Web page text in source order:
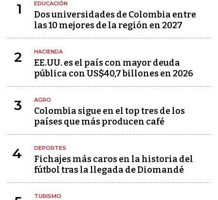
1 EDUCACIÓN
Dos universidades de Colombia entre
las 10 mejores de la región en 2027
2 HACIENDA
EE.UU. es el país con mayor deuda
pública con US$40,7 billones en 2026
3 AGRO
Colombia sigue en el top tres de los
países que más producen café
4 DEPORTES
Fichajes más caros en la historia del
fútbol tras la llegada de Diomandé
TURISMO